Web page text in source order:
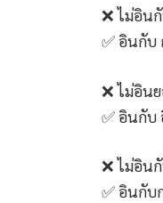
❌ ไม่อิน
✅ อินกับ
❌ ไม่อิน
✅ อินกับ
❌ ไม่อิน
✅ อินกับ